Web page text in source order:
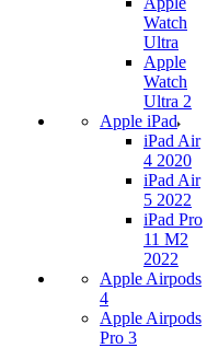
Watch
Ultra
Apple
Watch
Ultra 2
Apple iPad
iPad Air
4 2020
iPad Air
5 2022
iPad Pro
11 M2
2022
Apple Airpods
4
Apple Airpods
Pro 3